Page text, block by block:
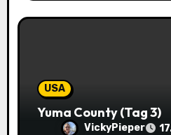
USA
Yuma County (Tag 3)
VickyPieper